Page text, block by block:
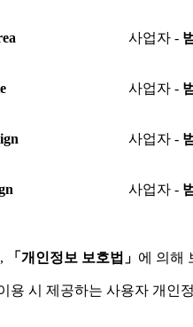
사업자 -
사업자 -
사업자 -
사업자 -
「개인정보 보호법」 에 의해
용 시 제공하는 사용자 개